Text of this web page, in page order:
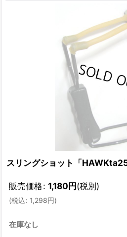
スリングショット「
販売価格: 1,180円(税別)
(税込: 1,298円)
在庫なし